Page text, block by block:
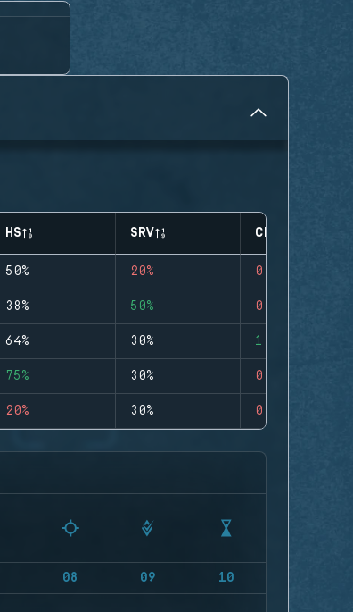
HS SRV CLUTCHES
50% 20% 0
38% 50% 0
64% 30% 1
75% 30% 0
20% 30% 0
08 09 10